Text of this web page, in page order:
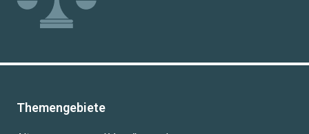
Themengebiete